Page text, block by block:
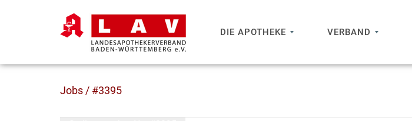
DIE APOTHEKE VERBAND
Jobs / #3395